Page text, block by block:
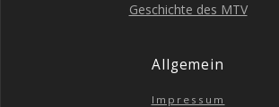
Geschich­te des MTV
All­ge­mein
Impres­sum